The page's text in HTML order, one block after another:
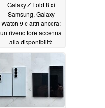
Galaxy Z Fold 8 di
Samsung, Galaxy
Watch 9 e altri ancora:
un rivenditore accenna
alla disponibilità
06/26/2026